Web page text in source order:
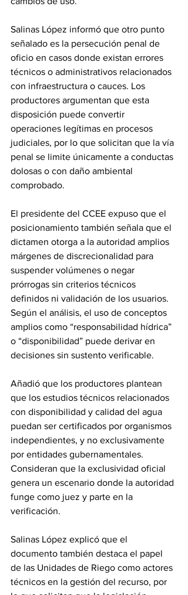
Salinas López informó que otro punto
señalado es la persecución penal de
oficio en casos donde existan errores
técnicos o administrativos relacionados
con infraestructura o cauces. Los
productores argumentan que esta
disposición puede convertir
operaciones legítimas en procesos
judiciales, por lo que solicitan que la vía
penal se limite únicamente a conductas
dolosas o con daño ambiental
comprobado.
El presidente del CCEE expuso que el
posicionamiento también señala que el
dictamen otorga a la autoridad amplios
márgenes de discrecionalidad para
suspender volúmenes o negar
prórrogas sin criterios técnicos
definidos ni validación de los usuarios.
Según el análisis, el uso de conceptos
amplios como “responsabilidad hídrica”
o “disponibilidad” puede derivar en
decisiones sin sustento verificable.
Añadió que los productores plantean
que los estudios técnicos relacionados
con disponibilidad y calidad del agua
puedan ser certificados por organismos
independientes, y no exclusivamente
por entidades gubernamentales.
Consideran que la exclusividad oficial
genera un escenario donde la autoridad
funge como juez y parte en la
verificación.
Salinas López explicó que el
documento también destaca el papel
de las Unidades de Riego como actores
técnicos en la gestión del recurso, por